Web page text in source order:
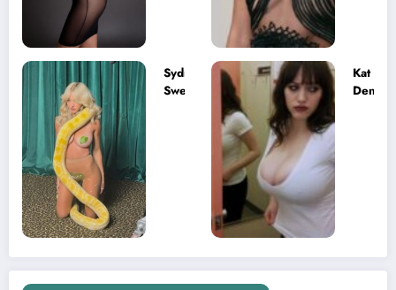
Sydney
Sweeney
adolescente
Kat